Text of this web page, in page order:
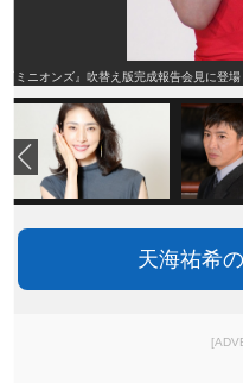
『ミニオンズ』吹替え版完成報告会見に登
天海祐希